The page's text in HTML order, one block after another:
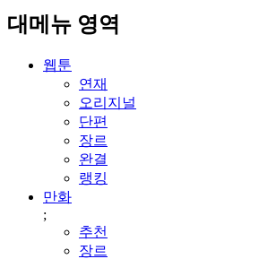
대메뉴 영역
웹툰
연재
오리지널
단편
장르
완결
랭킹
만화
;
추천
장르